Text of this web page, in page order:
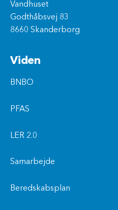
Vandhuset
Godthåbsvej 83
8660 Skanderborg
Viden
BNBO
PFAS
LER 2.0
Samarbejde
Beredskabsplan